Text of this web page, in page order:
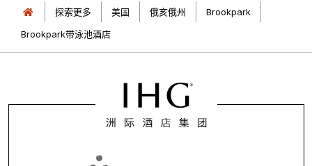
探索更多 美国 俄亥俄州
Brookpark
Brookpark带泳池酒店